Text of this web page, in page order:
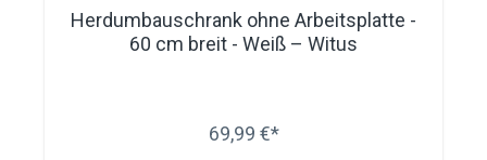
Herdumbauschrank ohne Arbeitsplatte -
60 cm breit - Weiß – Witus
69,99 €*